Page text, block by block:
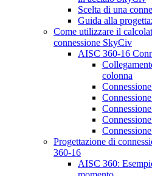
Scelta di una
Guida alla
Come utilizzare il
connessione SkyCiv
AISC 360-16
colonna
Progettazione di
360-16
AISC 360: